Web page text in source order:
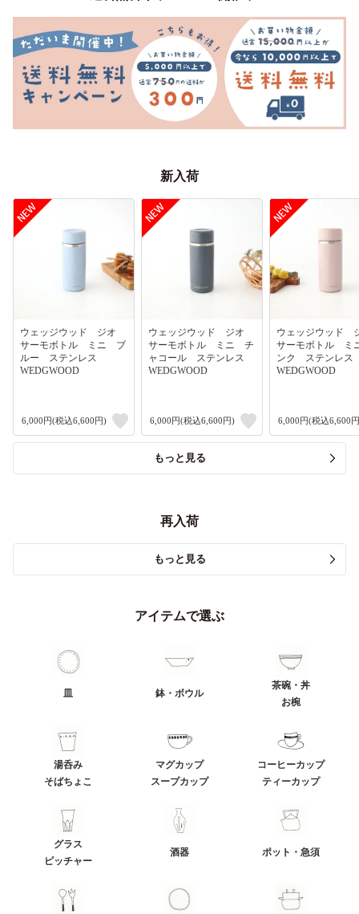
新入荷
ウェッジウッド ジオ
サーモボトル ミニ ブ
ルー ステンレス
WEDGWOOD
6,000円(税込6,600円)
ウェッジウッド ジオ
サーモボトル ミニ チ
ャコール ステンレス
WEDGWOOD
6,000円(税込6,600円)
ウェッジウッド
サーモボトル
ンク ステンレ
WEDGWOOD
6,000円(税込6,600
もっと見る
再入荷
もっと見る
アイテムで選ぶ
皿 鉢・ボウル
茶碗・丼
お椀
湯呑み
そばちょこ
マグカップ
スープカップ
コーヒーカップ
ティーカップ
グラス
ピッチャー
酒器 ポット・急須